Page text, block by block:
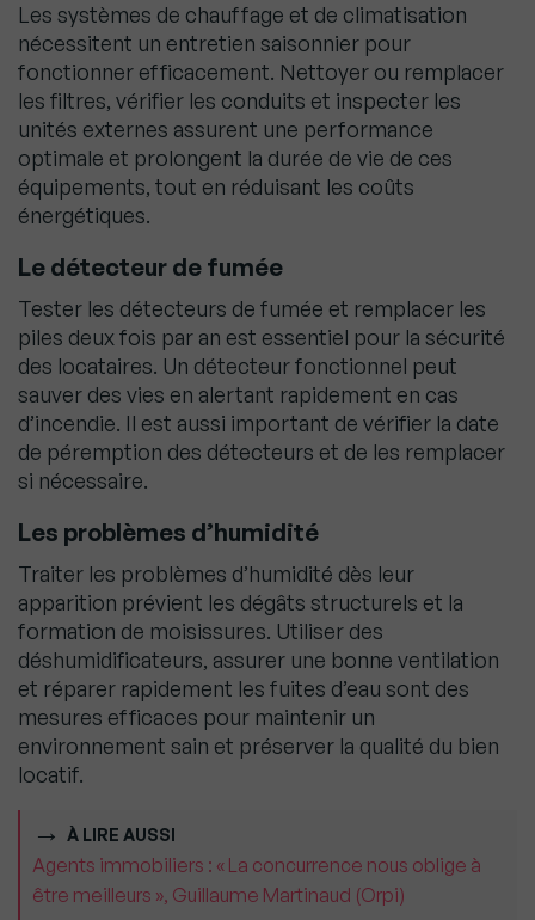
Les systèmes de chauffage et de climatisation
nécessitent un entretien saisonnier pour
fonctionner efficacement. Nettoyer ou remplacer
les filtres, vérifier les conduits et inspecter les
unités externes assurent une performance
optimale et prolongent la durée de vie de ces
équipements, tout en réduisant les coûts
énergétiques.
Le détecteur de fumée
Tester les détecteurs de fumée et remplacer les
piles deux fois par an est essentiel pour la sécurité
des locataires. Un détecteur fonctionnel peut
sauver des vies en alertant rapidement en cas
d’incendie. Il est aussi important de vérifier la date
de péremption des détecteurs et de les remplacer
si nécessaire.
Les problèmes d’humidité
Traiter les problèmes d’humidité dès leur
apparition prévient les dégâts structurels et la
formation de moisissures. Utiliser des
déshumidificateurs, assurer une bonne ventilation
et réparer rapidement les fuites d’eau sont des
mesures efficaces pour maintenir un
environnement sain et préserver la qualité du bien
locatif.
À LIRE AUSSI
Agents immobiliers : « La concurrence nous oblige à
être meilleurs », Guillaume Martinaud (Orpi)